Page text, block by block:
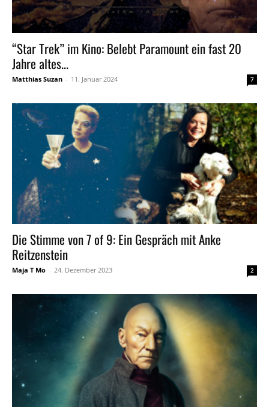
“Star Trek” im Kino: Belebt Paramount ein fast 20
Jahre altes...
Matthias Suzan - 11. Januar 2024 7
Die Stimme von 7 of 9: Ein Gespräch mit Anke
Reitzenstein
Maja T Mo - 24. Dezember 2023 2